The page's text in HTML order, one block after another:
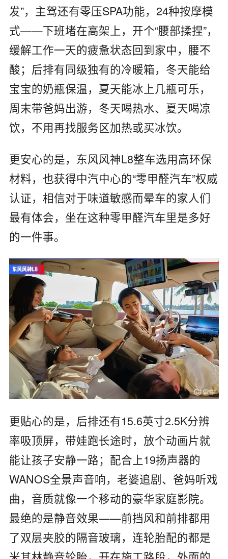
发”，主驾还有零压SPA功能， 24种按摩模
式——下班堵在高架上，开个“腰部揉捏”，
缓解工作一天的疲惫状态回到家中，腰不
酸；后排有同级独有的冷暖箱，冬天能给
宝宝的奶瓶保温，夏天能冰上几瓶可乐，
周末带爸妈出游，冬天喝热水、夏天喝凉
饮，不用再找服务区加热或买冰饮。
更安心的是，东风风神L8整车选用高环保
材料，也获得中汽中心的“零甲醛汽车”权威
认证，相信对于味道敏感而晕车的家人们
最有体会，坐在这种零甲醛汽车里是多好
的一件事。
更贴心的是，后排还有15.6英寸2.5K分辨
率吸顶屏，带娃跑长途时，放个动画片就
能让孩子安静一路；配合上19扬声器的
WANOS全景声音响，老婆追剧、爸妈听戏
曲，音质就像一个移动的豪华家庭影院。
最绝的是静音效果——前挡风和前排都用
了双层夹胶的隔音玻璃，连轮胎配的都是